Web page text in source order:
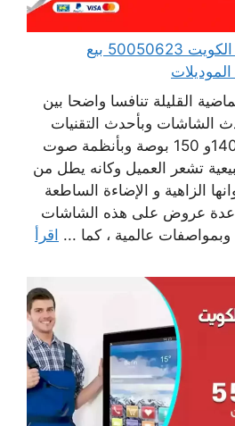
بيع تلفزيونات شاشات الكويت 50050623 بيع
القليلة تنافسا واضحا بين
الشاشات وبأحدث التقنيات
وبأحجام متنوعة تصل 140و 150 بوصة وبأنظمة صوت
تشعر العميل وكانه يطل من
الزاهية و الإضاءة الساطعة
عدة عروض على هذه الشاشات
وبمواصفات عالمية ، كما ... اقرأ